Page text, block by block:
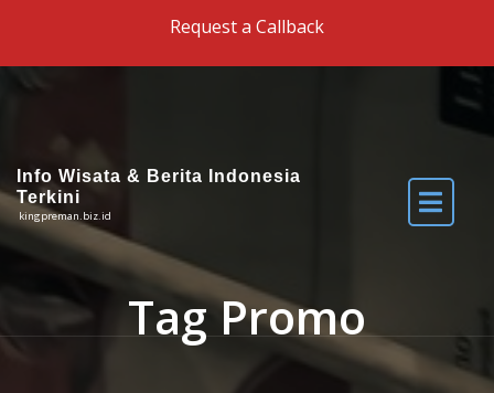
Request a Callback
Info Wisata & Berita Indonesia
Terkini
kingpreman.biz.id
Tag Promo